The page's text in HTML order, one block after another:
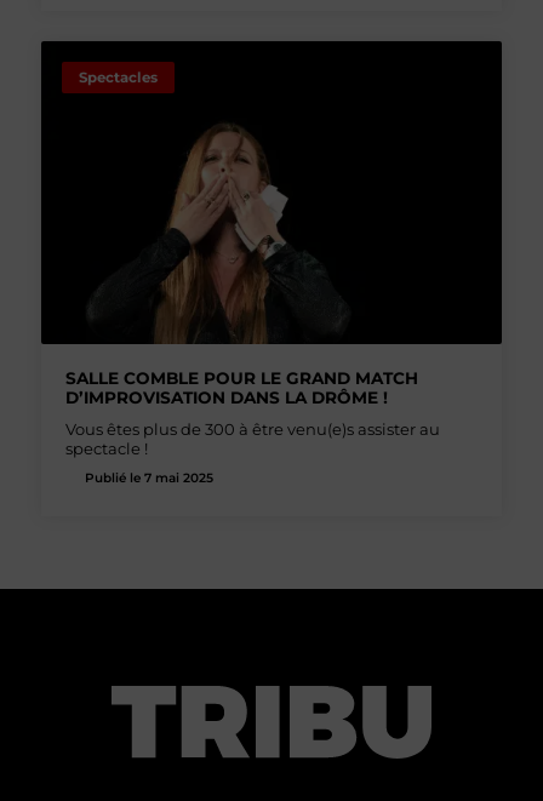
Spectacles
SALLE COMBLE POUR LE GRAND MATCH
D’IMPROVISATION DANS LA DRÔME !
Vous êtes plus de 300 à être venu(e)s assister au
spectacle !
Publié le 7 mai 2025